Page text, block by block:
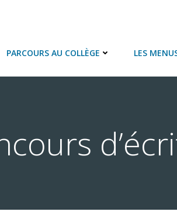
PARCOURS AU COLLÈGE LES